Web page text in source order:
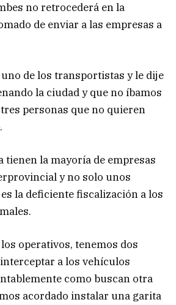
no retrocederá en la
de enviar a las empresas a
uno de los transportistas y le dije
la ciudad y que no íbamos
personas que no quieren
tienen la mayoría de empresas
y no solo unos
la deficiente fiscalización a los
operativos, tenemos dos
a los vehículos
como buscan otra
acordado instalar una garita